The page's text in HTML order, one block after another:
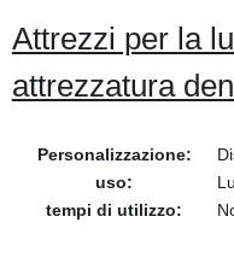
Attrezzi per la
attrezzatura
Personalizzazione:
uso:
tempi di utilizzo: